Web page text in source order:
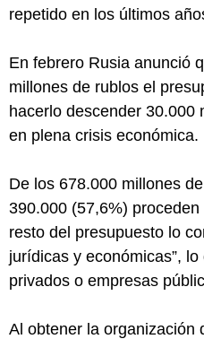
repetido en los últimos
En febrero Rusia anunció
millones de rublos el
hacerlo descender 30.000
en plena crisis económica.
De los 678.000 millones
390.000 (57,6%)
resto del presupuesto lo
jurídicas y económicas”,
privados o empresas
Al obtener la organización